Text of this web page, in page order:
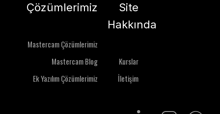
Çözümlerimiz
Mastercam Çözümlerimiz
Mastercam Blog
Ek Yazılım Çözümlerimiz
Site
Hakkında
Kurslar
İletişim